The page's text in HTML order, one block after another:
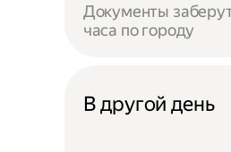
Документы заберут
часа по городу
В другой день